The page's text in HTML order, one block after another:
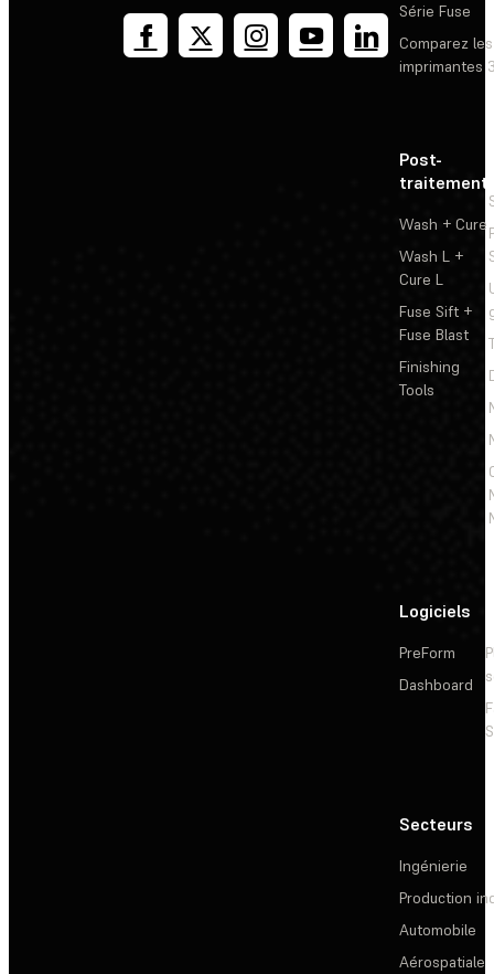
Série Fuse
Comparez les
imprimantes
Post-
traitement
Wash + Cure
Wash L +
Cure L
Fuse Sift +
Fuse Blast
Finishing
Tools
Logiciels
PreForm
Dashboard
Secteurs
Ingénierie
Production
Automobile
Aérospatiale